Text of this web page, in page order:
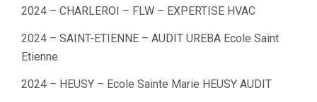
2024 – CHARLEROI – FLW – EXPERTISE HVAC
2024 – SAINT-ETIENNE – AUDIT UREBA Ecole Saint
Etienne
2024 – HEUSY – Ecole Sainte Marie HEUSY AUDIT